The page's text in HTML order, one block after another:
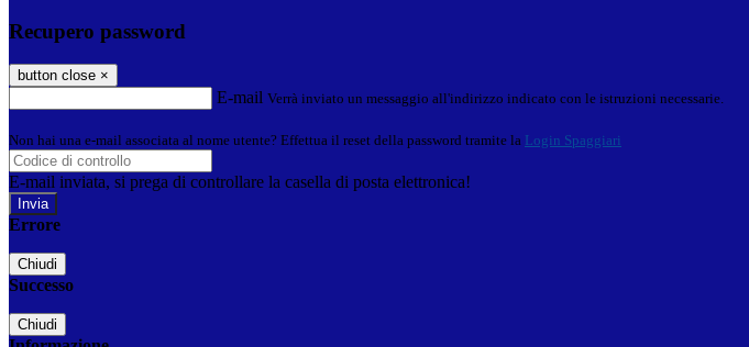
Recupero password
button close ×
E-mail Verrà inviato un messaggio all'indirizzo indicato con le istruzioni necessarie.
Non hai una e-mail associata al nome utente? Effettua il reset della password tramite la Login Spaggiari
E-mail inviata, si prega di controllare la casella di posta elettronica!
Errore
Chiudi
Successo
Chiudi